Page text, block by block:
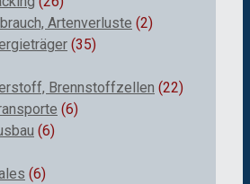
Artenverluste (2)
(35)
Brennstoffzellen (22)
(6)
(6)
(6)